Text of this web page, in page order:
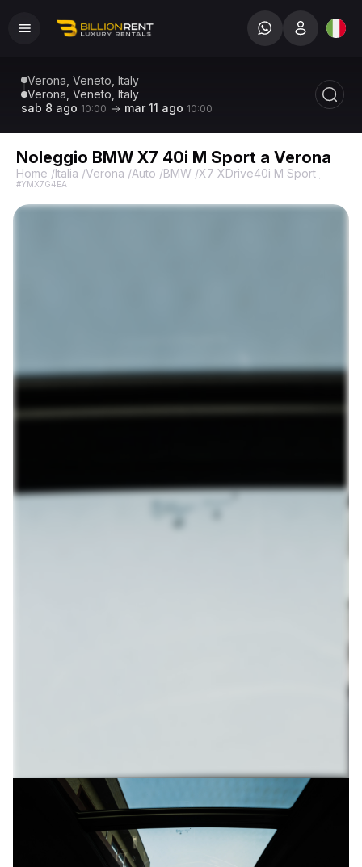
Verona, Veneto, Italy
Verona, Veneto, Italy
sab 8 ago 10:00 mar 11 ago 10:00
Noleggio BMW X7 40i M Sport a Verona
Home /Italia /Verona /Auto /BMW /X7 XDrive40i M Sport
#YMX7G4EA